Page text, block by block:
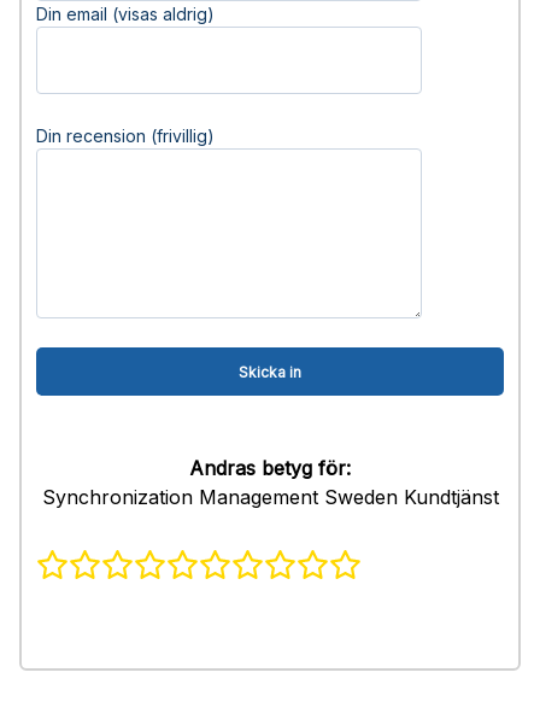
Din email (visas aldrig)
Din recension (frivillig)
Andras betyg för:
Synchronization Management Sweden Kundtjänst